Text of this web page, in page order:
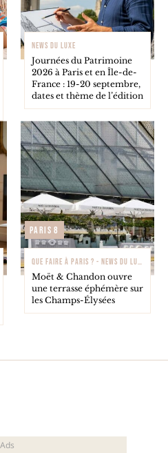
NEWS DU LUXE
Journées du Patrimoine
2026 à Paris et en Île-de-
France : 19-20 septembre,
dates et thème de l’édition
Paris 8
QUE FAIRE À PARIS ? - NEWS DU LUXE
Moët & Chandon ouvre
une terrasse éphémère sur
les Champs-Élysées